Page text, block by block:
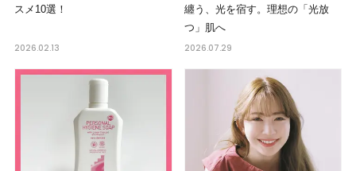
スメ10選！
2026.02.13
纏う、光を宿す。理想の「光放
つ」肌へ
2026.07.29